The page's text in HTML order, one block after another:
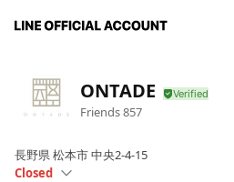
ONTADE
Friends857
長野県 松本市 中央2-4-15
Closed